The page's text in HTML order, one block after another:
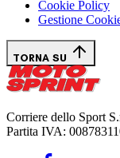
Cookie Policy
Gestione
TORNA SU
Corriere dello Sport
Partita IVA: